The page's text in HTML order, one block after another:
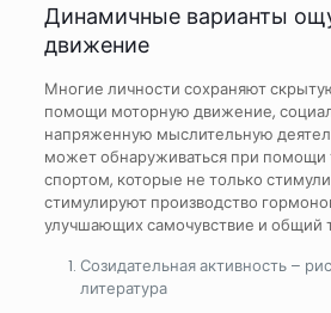
Динамичные варианты
движение
Многие личности сохраняют
помощи моторную движение,
напряженную мыслительную
может обнаруживаться при помощи
спортом, которые не только
стимулируют производство
улучшающих самочувствие и общий
Созидательная активность –
литература